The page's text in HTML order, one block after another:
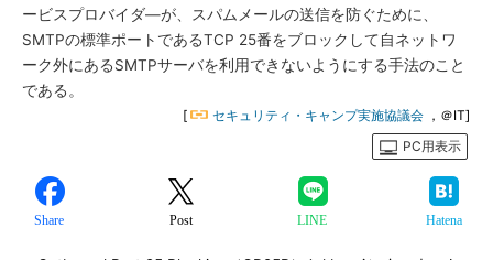
ービスプロバイダ―が、スパムメールの送信を防ぐために、
SMTPの標準ポートであるTCP 25番をブロックして自ネットワ
ーク外にあるSMTPサーバを利用できないようにする手法のこと
である。
[ セキュリティ・キャンプ実施協議会 ，＠IT]
PC用表示
Share Post LINE Hatena